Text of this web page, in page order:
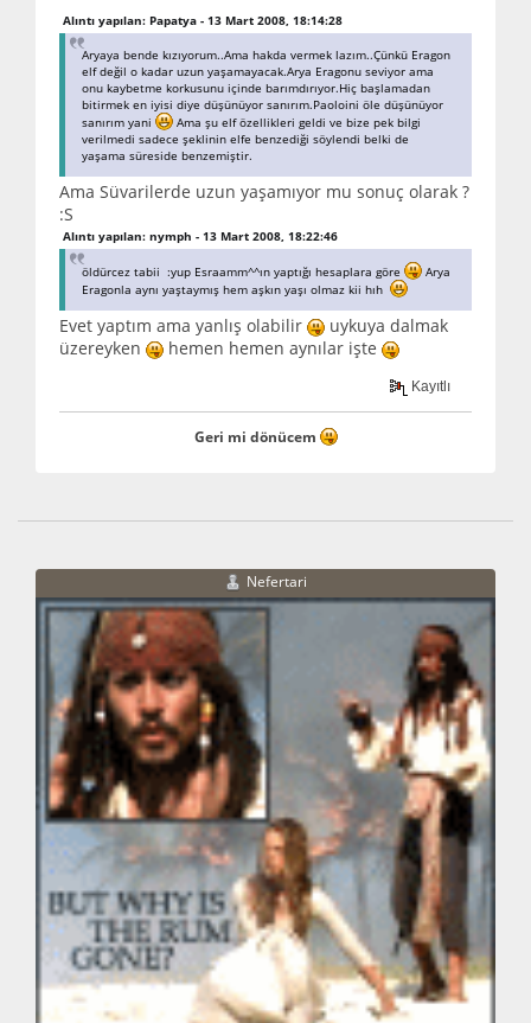
Alıntı yapılan: Papatya - 13 Mart 2008, 18:14:28
Aryaya bende kızıyorum..Ama hakda vermek lazım..Çünkü Eragon
elf değil o kadar uzun yaşamayacak.Arya Eragonu seviyor ama
onu kaybetme korkusunu içinde barımdırıyor.Hiç başlamadan
bitirmek en iyisi diye düşünüyor sanırım.Paoloini öle düşünüyor
sanırım yani
Ama şu elf özellikleri geldi ve bize pek bilgi
verilmedi sadece şeklinin elfe benzediği söylendi belki de
yaşama süreside benzemiştir.
Ama Süvarilerde uzun yaşamıyor mu sonuç olarak ?
:S
Alıntı yapılan: nymph - 13 Mart 2008, 18:22:46
öldürcez tabii :yup Esraamm^^ın yaptığı hesaplara göre
Arya
Eragonla aynı yaştaymış hem aşkın yaşı olmaz kii hıh
Evet yaptım ama yanlış olabilir
uykuya dalmak
üzereyken
hemen hemen aynılar işte
Kayıtlı
Geri mi dönücem
Nefertari